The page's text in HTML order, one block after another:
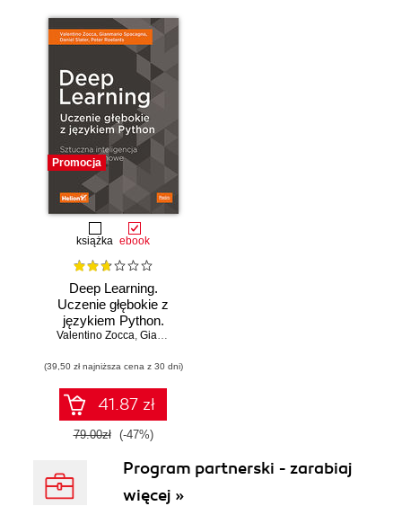
Promocja
książka ebook
Deep Learning.
Uczenie głębokie z
językiem Python.
Sztuczna
neuronowe
Valentino Zocca, Gianmario Spacagna
(39,50 zł najniższa cena z 30 dni)
41.87 zł
79.00zł (-47%)
Program partnerski - zarabiaj
więcej »